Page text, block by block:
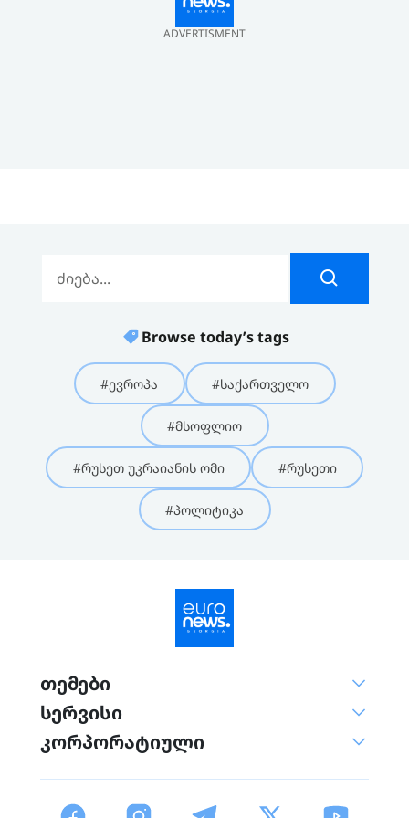
ADVERTISMENT
Browse today’s tags
#ევროპა #საქართველო
#მსოფლიო
#რუსეთ უკრაიანის ომი #რუსეთი
#პოლიტიკა
თემები
სერვისი
კორპორატიული